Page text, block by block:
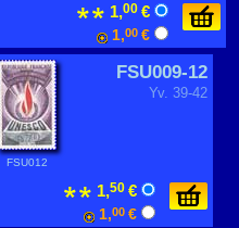
1,00 €
1,00 €
FSU009-12
Yv. 39-42
FSU012
1,50 €
1,00 €